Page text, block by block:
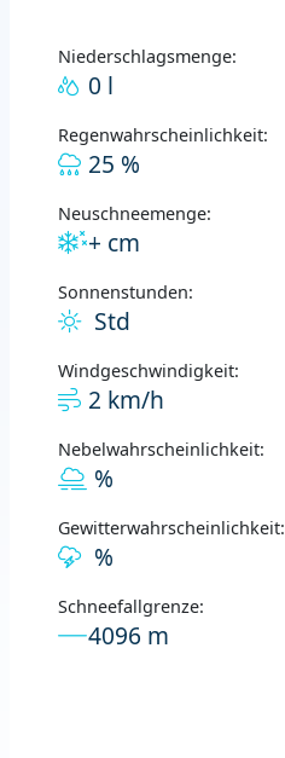
Niederschlagsmenge:
0 l
Regenwahrscheinlichkeit:
25 %
Neuschneemenge:
+ cm
Sonnenstunden:
Std
Windgeschwindigkeit:
2 km/h
Nebelwahrscheinlichkeit:
%
Gewitterwahrscheinlichkeit:
%
Schneefallgrenze:
4096 m